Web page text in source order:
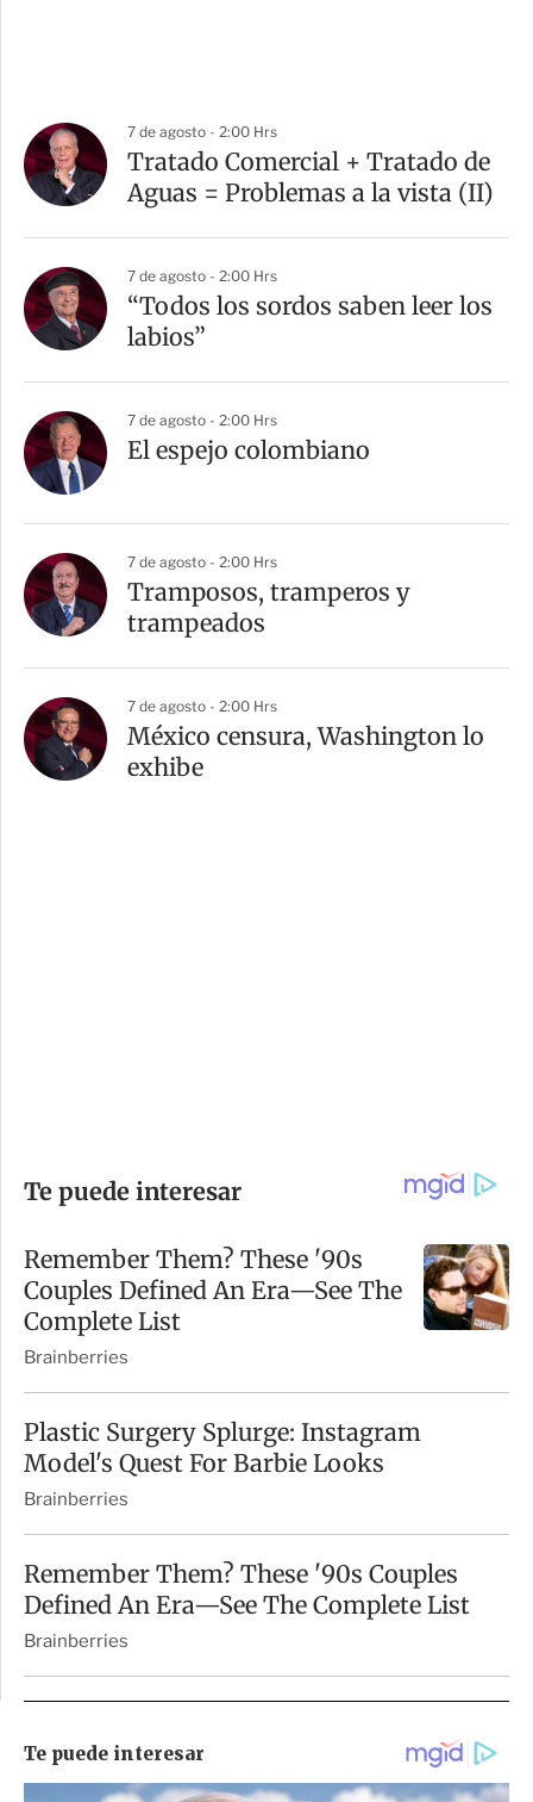
7 de agosto - 2:00 Hrs
Tratado Comercial + Tratado de
Aguas = Problemas a la vista (II)
7 de agosto - 2:00 Hrs
“Todos los sordos saben leer los
labios”
7 de agosto - 2:00 Hrs
El espejo colombiano
7 de agosto - 2:00 Hrs
Tramposos, tramperos y
trampeados
7 de agosto - 2:00 Hrs
México censura, Washington lo
exhibe